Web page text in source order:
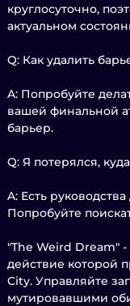
круглосуточно,
актуальном
Q: Как удалить
A: Попробуйте
вашей финальной
барьер.
Q: Я потерялся,
A: Есть
Попробуйте
"The Weird Dream"
действие которой
City. Управляйте
мутировавшими